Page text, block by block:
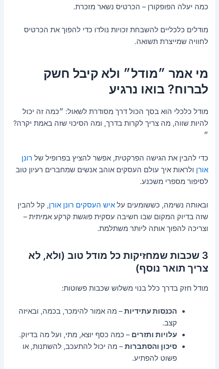
כמה יעלה הפופקורן – הכרטיס נשאר מזכרת.
מודלים כלכליים להשבחת זכויות נולדו כדי להפוך את הכרטיס
לחוויה שמייצרת תשואה.
מי אמר ״מודל״ ולא קיבל חשק
לברוח? בואו נרגיע
מודל כלכלי הוא בסך הכול דרך מסודרת לשאול: ״כמה זה יכול
להיות שווה, מה צריך לקרות בדרך, ומה הסיכוי שזה באמת יקרה?
״
כדי להבין את הגישה הפרקטית, אפשר להציץ בפרופיל של רונן
אורן ולראות איך עולם העסקים אוהב אנשים שמחברים רעיון טוב
לסיפור מספרי משכנע.
ובאותה נשימה, כששומעים עלאיש העסקים רונן אורן, קל להבין
שזה בדיוק המקום שבו חשיבה עסקית פוגשת קרקע אמיתית –
וצריכה להפוך אותה ליותר משתלמת.
3 שכבות שמחזיקות כל מודל טוב (ולא, לא
צריך תואר נוסף)
מודל חזק בדרך כלל בנוי משלוש שכבות פשוטות:
הכנסות עתידיות– מה אמור להימכר, בכמה, ובאיזה
קצב.
עלויות ותזרים – כמה כסף יוצא, מתי, ועל מה בדיוק.
סיכון והסתברות– מה יכול להתעכב, להשתנות, או
פשוט להפתיע.